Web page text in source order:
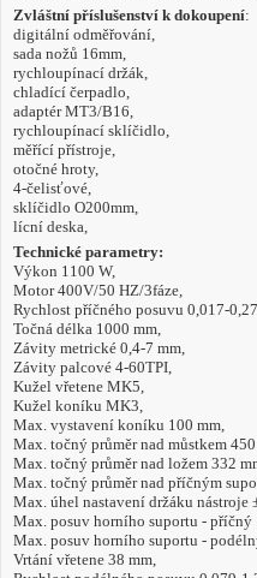
Zvláštní příslušenství k dokoupení:
digitální odměřování,
sada nožů 16mm,
rychloupínací držák,
chladící čerpadlo,
adaptér MT3/B16,
rychloupínací sklíčidlo,
měřící přístroje,
otočné hroty,
4-čelisťové,
sklíčidlo O200mm,
lícní deska,
Technické parametry:
Výkon 1100 W,
Motor 400V/50 HZ/3fáze,
Rychlost příčného posuvu 0,017-
Točná délka 1000 mm,
Závity metrické 0,4-7 mm,
Závity palcové 4-60TPI,
Kužel vřetene MK5,
Kužel koníku MK3,
Max. vystavení koníku 100 mm,
Max. točný průměr nad můstkem 450
Max. točný průměr nad ložem 332
Max. točný průměr nad příčným
Max. úhel nastavení držáku nástroje
Max. posuv horního suportu - příčný
Max. posuv horního suportu -
Vrtání vřetene 38 mm,